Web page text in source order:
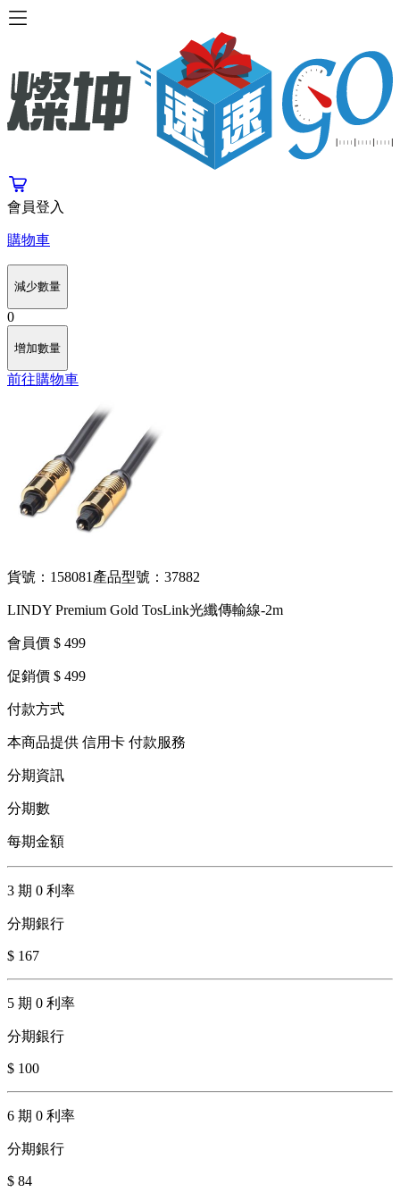
會員登入
購物車
減少數量
0
增加數量
前往購物車
貨號：158081 產品型號：37882
LINDY Premium Gold TosLink光纖傳輸線-2m
會員價 $ 499
促銷價 $ 499
付款方式
本商品提供 信用卡 付款服務
分期資訊
分期數
每期金額
3 期 0 利率
分期銀行
$ 167
5 期 0 利率
分期銀行
$ 100
6 期 0 利率
分期銀行
$ 84